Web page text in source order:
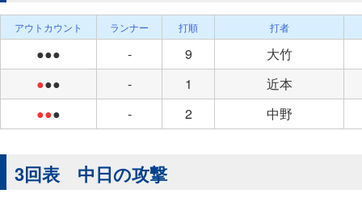
アウトカウント ランナー 打順 打者
●●● - 9
大竹
●●● - 1
近本
●●● - 2 中野
3回表 中日の攻撃